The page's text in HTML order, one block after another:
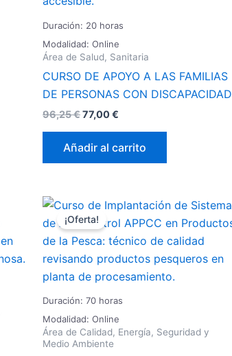
Duración: 20 horas
Modalidad: Online
Área de Salud, Sanitaria
CURSO DE APOYO A LAS FAMILIAS
DE PERSONAS CON DISCAPACIDAD
96,25€77,00€
Añadir al carrito
Duración: 70 horas
Modalidad: Online
¡Oferta!
Área de Calidad, Energía, Seguridad y
Medio Ambiente
El
precio
original
era:
El
precio
actual
es: